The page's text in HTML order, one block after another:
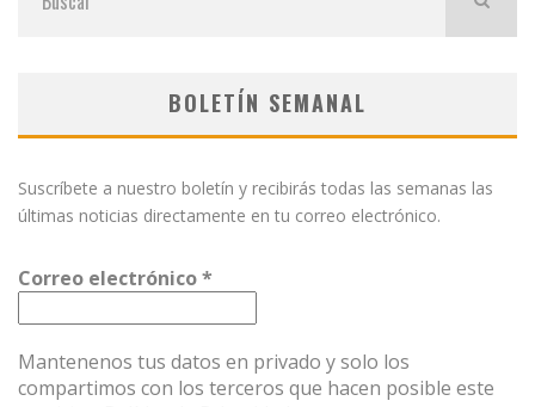
BOLETÍN SEMANAL
Suscríbete a nuestro boletín y recibirás todas las semanas las
últimas noticias directamente en tu correo electrónico.
Correo electrónico*
Mantenenos tus datos en privado y solo los
compartimos con los terceros que hacen posible este